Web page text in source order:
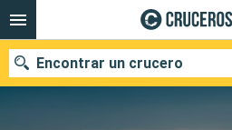
Encontrar un crucero